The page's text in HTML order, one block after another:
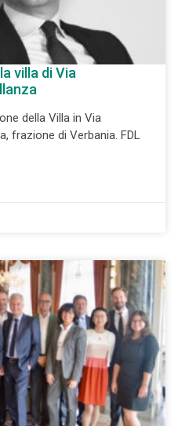
villa di Via
della Villa in Via
frazione di Verbania. FDL